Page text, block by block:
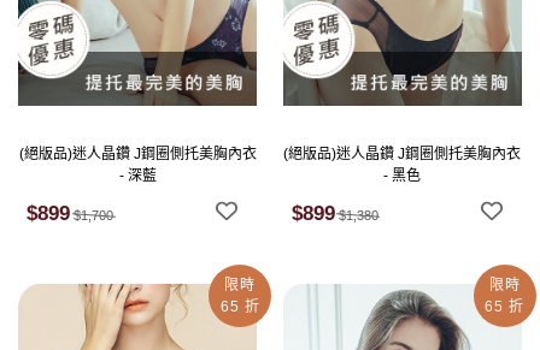
(絕版品)迷人晶鑽 J鋼圈側托美胸內衣
- 深藍
$899 $1,700
(絕版品)迷人晶鑽 J鋼圈側托美胸內衣
- 黑色
$899 $1,380
限時
65 折
限時
65 折